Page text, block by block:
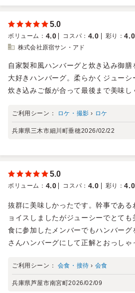
5.0
ボリューム ： 4.0 コスパ ： 4.0 彩り ：4.0
株式会社原宿サン・アド
自家製和風ハンバーグと炊き込み御
大好きハンバーグ。柔らかくジューシ
炊き込みご飯が合って最後まで美味し
ご利用シーン： ロケ・撮影 › ロケ
兵庫県三木市細川町垂穂2026/02/22
5.0
ボリューム ： 4.0 コスパ ： 4.0 彩り ：4.0
抜群に美味しかったです。幹事であ
ョイスしましたがジューシーでとて
食に参加したメンバーでもハンバー
さんハンバーグにして正解とおっしゃ
ご利用シーン： 会食・接待 › 会食
兵庫県芦屋市南宮町2026/02/09